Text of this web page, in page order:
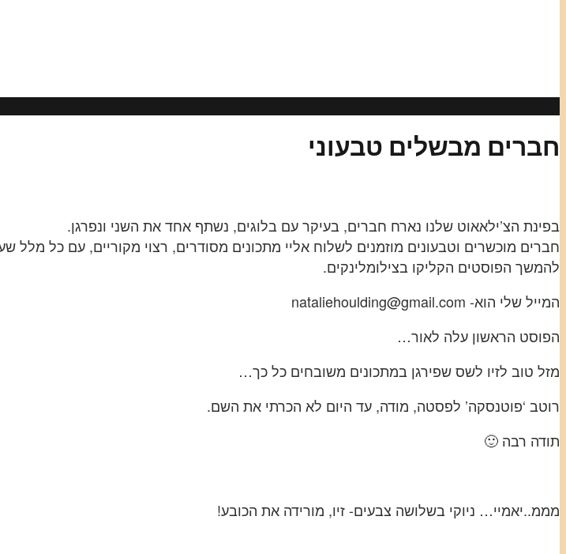
חברים מבשלים טבעוני
בפינת הצ’ילאאוט שלנו נארח חברים, בעיקר עם בלוגים, נשתף אחד את השני ונפרגן.
חברים מוכשרים וטבעונים מוזמנים לשלוח אליי מתכונים מסודרים, רצוי מקוריים, עם כל
להמשך הפוסטים הקליקו בצילומלינקים.
המייל שלי הוא- nataliehoulding@gmail.com
הפוסט הראשון עלה לאור…
מזל טוב לזיו לשס שפירגן במתכונים משובחים כל כך…
רוטב ‘פוטנסקה’ לפסטה, מודה, עד היום לא הכרתי את השם.
תודה רבה 🙂
מממ..יאמיי… ניוקי בשלושה צבעים- זיו, מורידה את הכובע!